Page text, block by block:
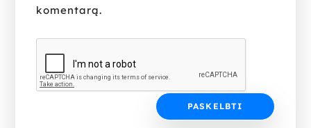
komentarą.